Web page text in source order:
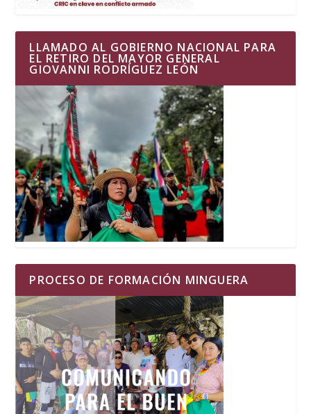
LLAMADO AL GOBIERNO NACIONAL PARA
EL RETIRO DEL MAYOR GENERAL
GIOVANNI RODRÍGUEZ LEÓN
PROCESO DE FORMACIÓN MINGUERA